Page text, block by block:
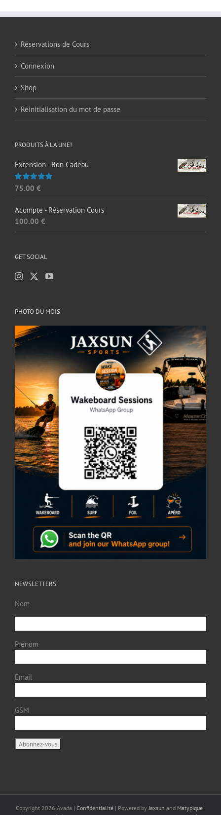
Réservations de Cours
Connexion
Shop
Réinitialisation du mot de passe
PRODUITS À LA UNE!
Extension - Bon Cadeau
Note5.00
75.00 €
Acompte - Réservation Cours
100.00 €
GET SOCIAL
PHOTO DU MOIS
NEWSLETTERS
Nom
Prénom
Email
GSM
Copyright 2026 Avada | Confidentialité | Powered byJaxsun and Matypique|